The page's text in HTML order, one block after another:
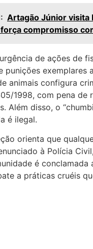
Artagão Júnior visita
compromisso
de ações de
punições exemplares
animais configura
1998, com pena
Além disso, o
é ilegal.
orienta que
à Polícia
é conclamada
a práticas cruéis